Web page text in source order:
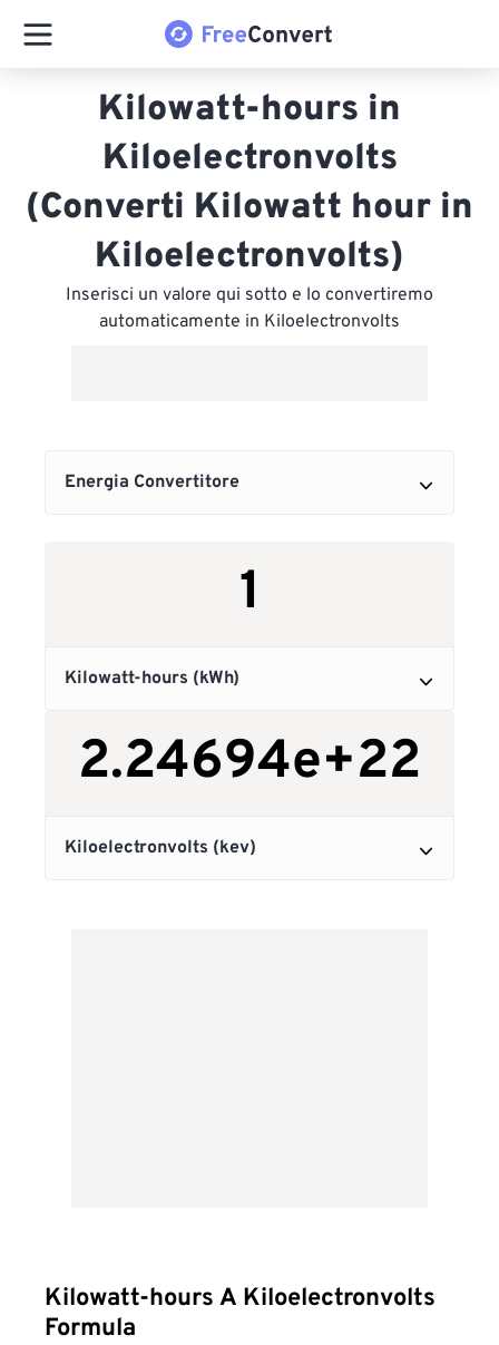
Kilowatt-hours in
Kiloelectronvolts
(Converti Kilowatt hour in
Kiloelectronvolts)
Inserisci un valore qui sotto e lo convertiremo
automaticamente in Kiloelectronvolts
Kilowatt-hours A Kiloelectronvolts
Formula